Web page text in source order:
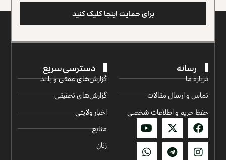
برای حمایت اینجا کلیک کنید
رسانه
درباره ما
تماس و ارسال مقالات
حفظ حریم و اطلاعات شخصی
دسترسی سریع
گزارش‌‌های عمقی و بلند
گزارش‌های تحقیقی
اخبار ولایتی
منابع
زنان